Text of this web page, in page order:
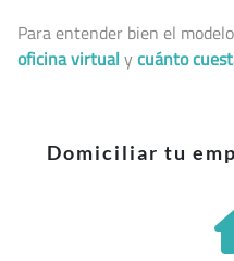
Para entender bien el
oficina virtual ycuánto
Domiciliar tu